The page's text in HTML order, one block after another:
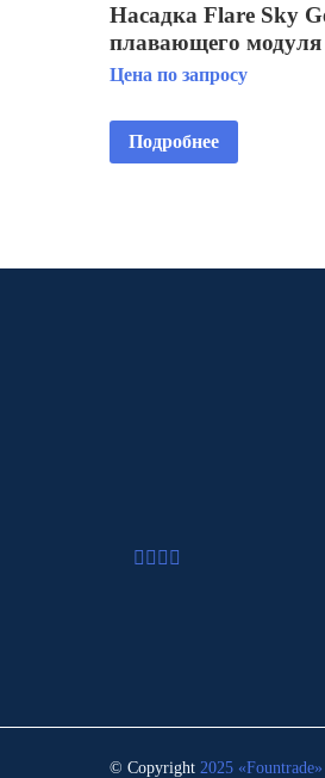
Насадка Flare Sky
плавающего
Fountain 3 HP
Цена по запросу
Подробнее
© Copyright 2025 «Fоuntrade»